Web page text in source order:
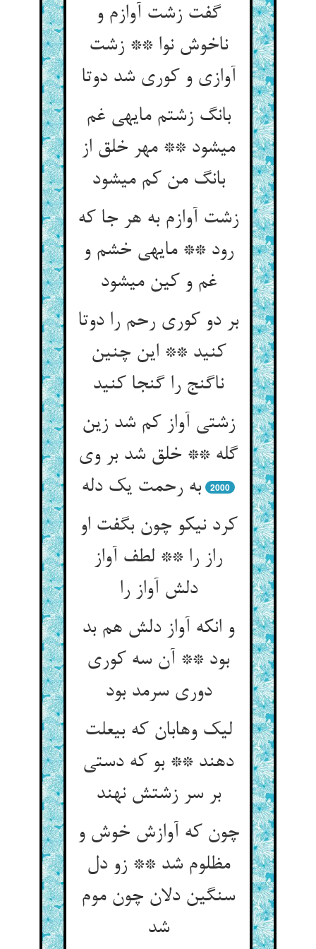
گفت زشت آوازم و
ناخوش نوا ** زشت
آوازی و کوری شد دوتا
بانگ زشتم مایه‏ی غم
می‏شود ** مهر خلق از
بانگ من کم می‏شود
زشت آوازم به هر جا که
رود ** مایه‏ی خشم و
غم و کین می‏شود
بر دو کوری رحم را دوتا
کنید ** این چنین
ناگنج را گنجا کنید
زشتی آواز کم شد زین
گله ** خلق شد بر وی
به رحمت یک دله‏
2000
کرد نیکو چون بگفت او
راز را ** لطف آواز
دلش آواز را
و انکه آواز دلش هم بد
بود ** آن سه کوری
دوری سرمد بود
لیک وهابان که بی‏علت
دهند ** بو که دستی
بر سر زشتش نهند
چون که آوازش خوش و
مظلوم شد ** زو دل
سنگین دلان چون موم
شد